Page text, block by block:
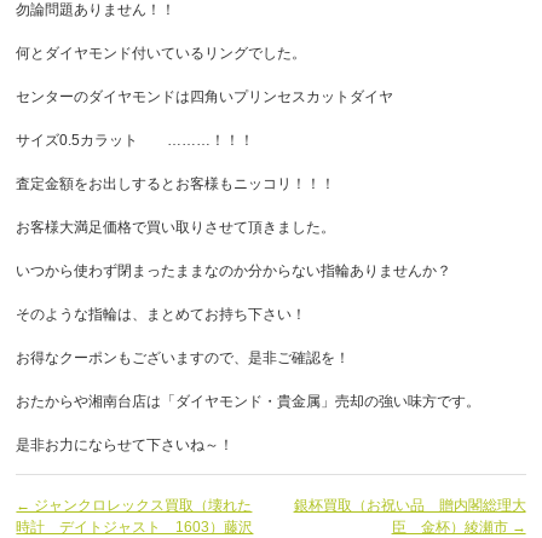
勿論問題ありません！！
何とダイヤモンド付いているリングでした。
センターのダイヤモンドは四角いプリンセスカットダイヤ
サイズ0.5カラット ………！！！
査定金額をお出しするとお客様もニッコリ！！！
お客様大満足価格で買い取りさせて頂きました。
いつから使わず閉まったままなのか分からない指輪ありませんか？
そのような指輪は、まとめてお持ち下さい！
お得なクーポンもございますので、是非ご確認を！
おたからや湘南台店は「ダイヤモンド・貴金属」売却の強い味方です。
是非お力にならせて下さいね～！
← ジャンクロレックス買取（壊れた
時計 デイトジャスト 1603）藤沢
銀杯買取（お祝い品 贈内閣総理大
臣 金杯）綾瀬市 →